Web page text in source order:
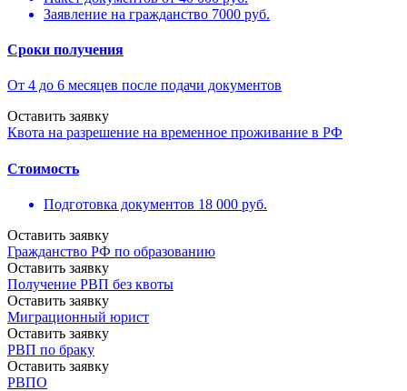
Заявление на гражданство 7000 руб.
Сроки получения
От 4 до 6 месяцев после подачи документов
Оставить заявку
Квота на разрешение на временное проживание в РФ
Cтоимость
Подготовка документов 18 000 руб.
Оставить заявку
Гражданство РФ по образованию
Оставить заявку
Получение РВП без квоты
Оставить заявку
Миграционный юрист
Оставить заявку
РВП по браку
Оставить заявку
РВПО